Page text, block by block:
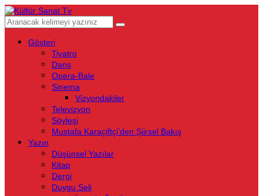
Gösteri
Tiyatro
Dans
Opera-Bale
Sinema
Vizyondakiler
Televizyon
Söyleşi
Mustafa Karaçiftçi’den Şiirsel Bakış
Yazın
Düşünsel Yazılar
Kitap
Dergi
Duygu Seli